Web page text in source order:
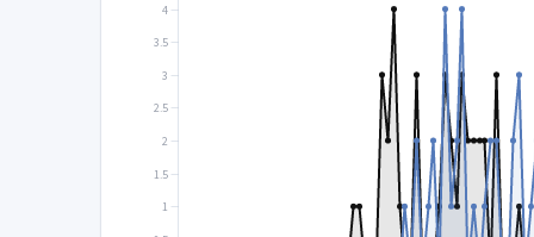
1
1.5
2
2.5
3
3.5
4